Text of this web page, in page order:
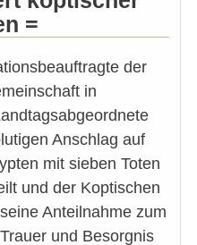
=
der
in
Anschlag auf
mit sieben Toten
und der Koptischen
Anteilnahme zum
und Besorgnis